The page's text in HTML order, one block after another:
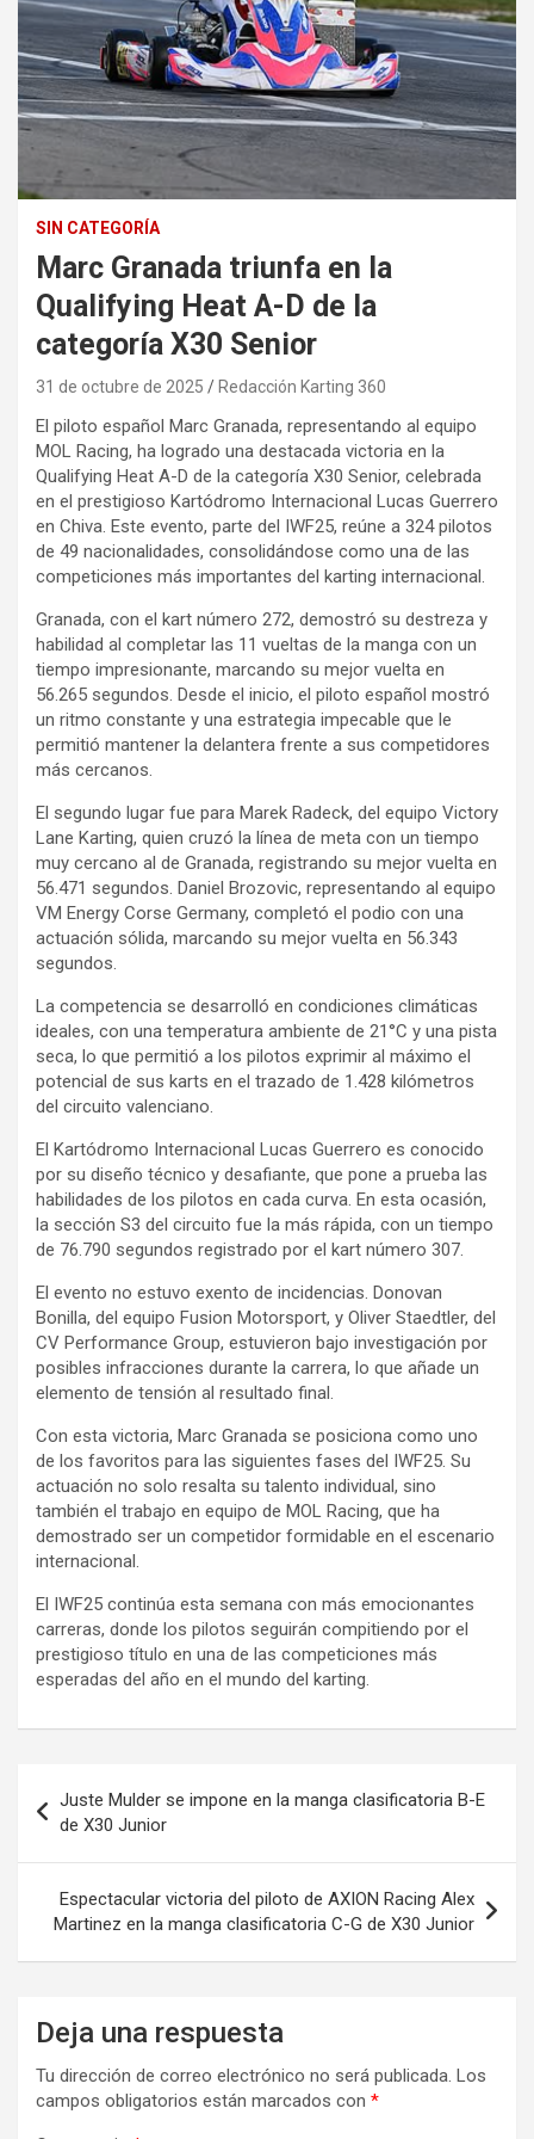
SIN CATEGORÍA
Marc Granada triunfa en la
Qualifying Heat A-D de la
categoría X30 Senior
31 de octubre de 2025 Redacción Karting 360
El piloto español Marc Granada, representando al equipo
MOL Racing, ha logrado una destacada victoria en la
Qualifying Heat A-D de la categoría X30 Senior, celebrada
en el prestigioso Kartódromo Internacional Lucas Guerrero
en Chiva. Este evento, parte del IWF25, reúne a 324 pilotos
de 49 nacionalidades, consolidándose como una de las
competiciones más importantes del karting internacional.
Granada, con el kart número 272, demostró su destreza y
habilidad al completar las 11 vueltas de la manga con un
tiempo impresionante, marcando su mejor vuelta en
56.265 segundos. Desde el inicio, el piloto español mostró
un ritmo constante y una estrategia impecable que le
permitió mantener la delantera frente a sus competidores
más cercanos.
El segundo lugar fue para Marek Radeck, del equipo Victory
Lane Karting, quien cruzó la línea de meta con un tiempo
muy cercano al de Granada, registrando su mejor vuelta en
56.471 segundos. Daniel Brozovic, representando al equipo
VM Energy Corse Germany, completó el podio con una
actuación sólida, marcando su mejor vuelta en 56.343
segundos.
La competencia se desarrolló en condiciones climáticas
ideales, con una temperatura ambiente de 21°C y una pista
seca, lo que permitió a los pilotos exprimir al máximo el
potencial de sus karts en el trazado de 1.428 kilómetros
del circuito valenciano.
El Kartódromo Internacional Lucas Guerrero es conocido
por su diseño técnico y desafiante, que pone a prueba las
habilidades de los pilotos en cada curva. En esta ocasión,
la sección S3 del circuito fue la más rápida, con un tiempo
de 76.790 segundos registrado por el kart número 307.
El evento no estuvo exento de incidencias. Donovan
Bonilla, del equipo Fusion Motorsport, y Oliver Staedtler, del
CV Performance Group, estuvieron bajo investigación por
posibles infracciones durante la carrera, lo que añade un
elemento de tensión al resultado final.
Con esta victoria, Marc Granada se posiciona como uno
de los favoritos para las siguientes fases del IWF25. Su
actuación no solo resalta su talento individual, sino
también el trabajo en equipo de MOL Racing, que ha
demostrado ser un competidor formidable en el escenario
internacional.
El IWF25 continúa esta semana con más emocionantes
carreras, donde los pilotos seguirán compitiendo por el
prestigioso título en una de las competiciones más
esperadas del año en el mundo del karting.
de
entradas
Juste Mulder se impone en la manga clasificatoria B-E
de X30 Junior
Espectacular victoria del piloto de AXION Racing Alex
Martinez en la manga clasificatoria C-G de X30 Junior
Deja una respuesta
Tu dirección de correo electrónico no será publicada. Los
campos obligatorios están marcados con *